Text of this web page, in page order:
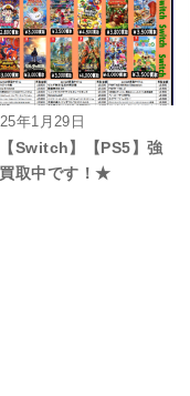
年1月29日
Switch】【PS5】強
取中です！★